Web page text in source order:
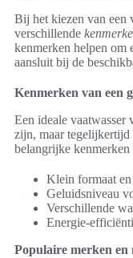
Bij het kiezen van een
verschillende
kenmerken helpen om
aansluit bij de
Kenmerken van een
Een ideale vaatwasser
zijn, maar tegelijkertijd
belangrijke
Klein formaat
Geluidsniveau
Verschillende
Energie-
Populaire merken en